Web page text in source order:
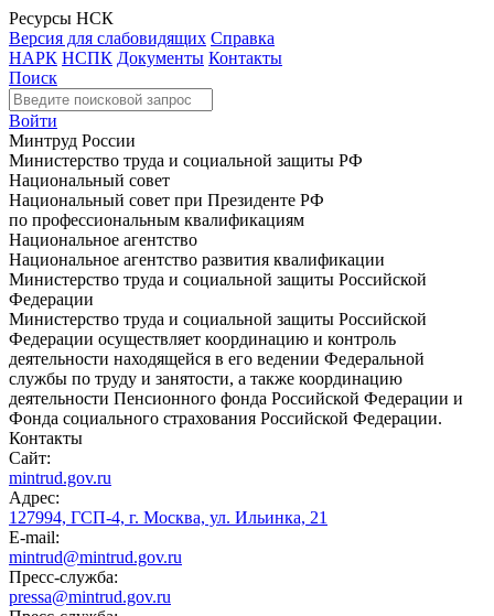
Ресурсы НСК
Версия для слабовидящих Справка
НАРК НСПК Документы Контакты
Поиск
Войти
Минтруд России
Министерство труда и социальной защиты РФ
Национальный совет
Национальный совет при Президенте РФ
по профессиональным квалификациям
Национальное агентство
Национальное агентство развития квалификации
Министерство труда и социальной защиты Российской
Федерации
Министерство труда и социальной защиты Российской
Федерации осуществляет координацию и контроль
деятельности находящейся в его ведении Федеральной
службы по труду и занятости, а также координацию
деятельности Пенсионного фонда Российской Федерации и
Фонда социального страхования Российской Федерации.
Контакты
Сайт:
mintrud.gov.ru
Адрес:
127994, ГСП-4, г. Москва, ул. Ильинка, 21
E-mail:
mintrud@mintrud.gov.ru
Пресс-служба:
pressa@mintrud.gov.ru